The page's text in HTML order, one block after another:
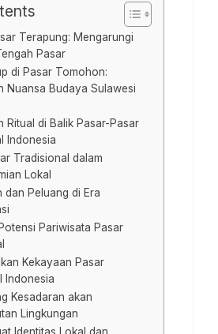
Terapung: Mengarungi
Pasar
di Pasar Tomohon:
Nuansa Budaya Sulawesi
Ritual di Balik Pasar-Pasar
Indonesia
Tradisional dalam
Lokal
dan Peluang di Era
Pariwisata Pasar
Kekayaan Pasar
Indonesia
Kesadaran akan
Lingkungan
Identitas Lokal dan